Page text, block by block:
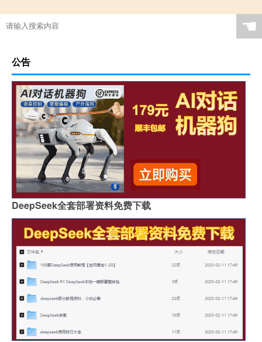
☚
公告
DeepSeek全套部署资料免费下载